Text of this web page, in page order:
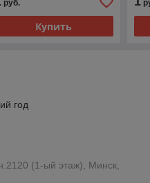
руб.
Купить
год
(1-ый этаж), Минск,